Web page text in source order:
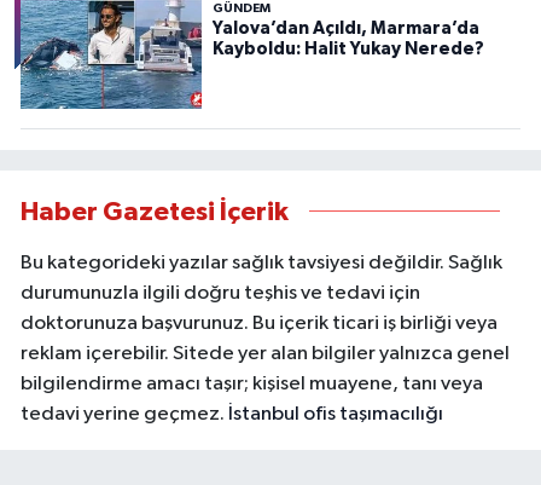
GÜNDEM
Yalova’dan Açıldı, Marmara’da
Kayboldu: Halit Yukay Nerede?
Haber Gazetesi İçerik
Bu kategorideki yazılar sağlık tavsiyesi değildir. Sağlık
durumunuzla ilgili doğru teşhis ve tedavi için
doktorunuza başvurunuz. Bu içerik ticari iş birliği veya
reklam içerebilir. Sitede yer alan bilgiler yalnızca genel
bilgilendirme amacı taşır; kişisel muayene, tanı veya
tedavi yerine geçmez. İstanbul ofis taşımacılığı